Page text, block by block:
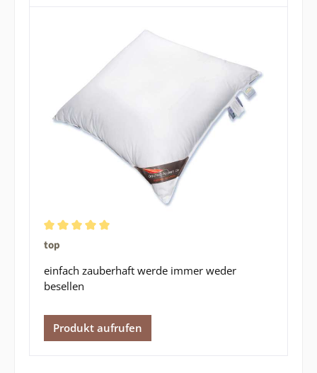
Durchschnittliche Bewertung von 5 von 5 Sternen
top
einfach zauberhaft werde immer weder
besellen
Produkt aufrufen